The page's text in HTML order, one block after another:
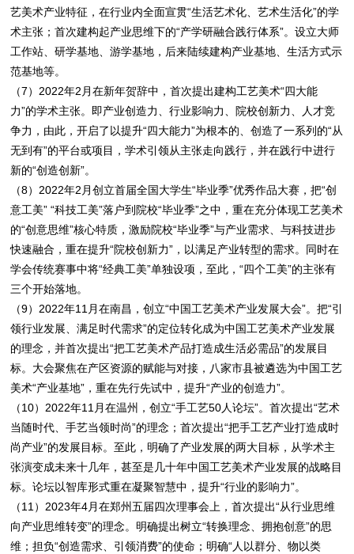
艺美术产业特征，在行业内全面宣贯“生活艺术化、艺术生活化”的学
术主张；首次建构起产业思维下的“产学研融合践行体系”。设立大师
工作站、研学基地、游学基地，后来陆续建构产业基地、生活方式示
范基地等。
（7）2022年2月在新年贺辞中，首次提出建构工艺美术“四大能
力”的学术主张。即产业创造力、行业影响力、院校创新力、人才竞
争力，由此，开启了以提升“四大能力”为根本的、创造了一系列的“从
无到有”的平台或项目，学术引领从主张走向践行，并在践行中进行
新的“创造创新”。
（8）2022年2月创立首届全国大学生“毕业季”优秀作品大赛，把“创
意工美” “科技工美”落户到院校“毕业季”之中，重在充分体现工艺美术
的“创意思维”核心特质，激励院校“毕业季”与产业需求、与科技进步
快速融合，重在提升“院校创新力”，以满足产业转型的需求。同时在
学会传统赛事中将“经典工美”单独设项，至此，“四个工美”的主张有
三个开始落地。
（9）2022年11月在南昌，创立“中国工艺美术产业发展大会”。把“引
领行业发展、满足时代需求”的定位转化成为中国工艺美术产业发展
的理念，并首次提出“把工艺美术产品打造成生活必需品”的发展目
标。大会聚焦在产区资源的赋能与对接，八家市县被遴选为中国工艺
美术“产业基地”，重在先行先试中，提升“产业的创造力”。
（10）2022年11月在温州，创立“手工艺50人论坛”。首次提出“艺术
当随时代、手艺当领时尚”的理念；首次提出“把手工艺产业打造成时
尚产业”的发展目标。至此，明确了产业发展的两大目标，从学术主
张演变成未来十几年，甚至是几十年中国工艺美术产业发展的战略目
标。论坛以智库形式重在凝聚智慧中，提升“行业的影响力”。
（11）2023年4月在郑州五届四次理事会上，首次提出“从行业思维
向产业思维转变”的理念。明确提出树立“转换理念、拥抱创意”的思
维；担负“创造需求、引领消费”的使命；明确“人以群分、物以类